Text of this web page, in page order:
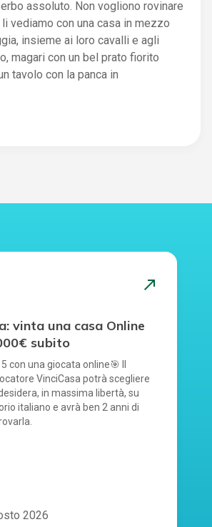
assoluto. Non vogliono rovinare
vediamo con una casa in mezzo
insieme ai loro cavalli e agli
magari con un bel prato fiorito
tavolo con la panca in
north_east
vinta una casa Online
subito
con una giocata online🎯 Il
VinciCasa potrà scegliere
in massima libertà, su
italiano e avrà ben 2 anni di
2026